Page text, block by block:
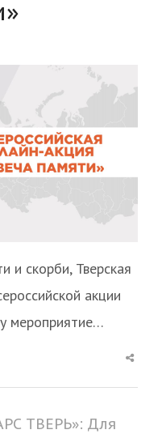
скорби, Тверская
акции
мероприятие…
post
ТВЕРЬ»: Для